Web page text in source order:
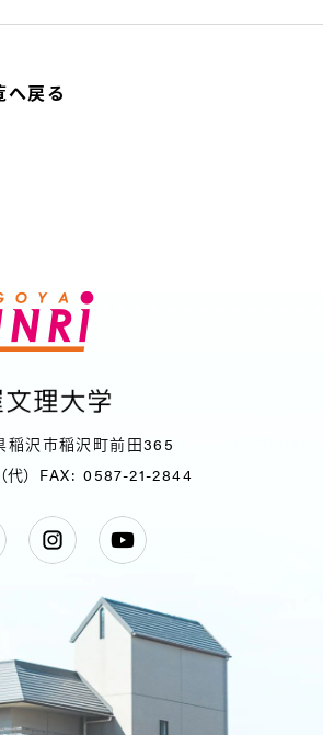
へ戻る
稲沢市稲沢町前田365
） FAX: 0587-21-2844